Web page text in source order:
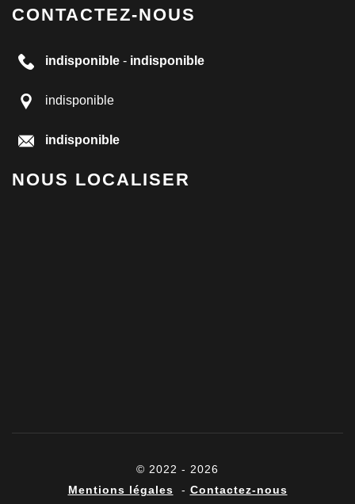
CONTACTEZ-NOUS
indisponible - indisponible
indisponible
indisponible
NOUS LOCALISER
© 2022 - 2026
Mentions légales - Contactez-nous